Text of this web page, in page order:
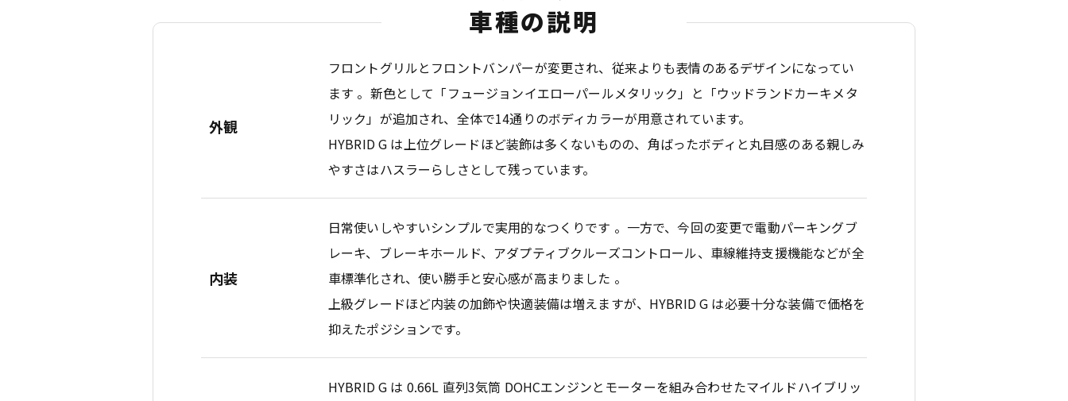
車種の説明
外観
フロントグリルとフロントバンパーが変更され、従来よりも表情のあるデザインになってい
ます 。新色として「フュージョンイエローパールメタリック」と「ウッドランドカーキメタ
リック」が追加され、全体で14通りのボディカラーが用意されています。
HYBRID G は上位グレードほど装飾は多くないものの、角ばったボディと丸目感のある親しみ
やすさはハスラーらしさとして残っています。
内装
日常使いしやすいシンプルで実用的なつくりです 。一方で、今回の変更で電動パーキングブ
レーキ、ブレーキホールド、アダプティブクルーズコントロール、車線維持支援機能などが全
車標準化され、使い勝手と安心感が高まりました 。
上級グレードほど内装の加飾や快適装備は増えますが、HYBRID G は必要十分な装備で価格を
抑えたポジションです。
HYBRID G は 0.66L 直列3気筒 DOHCエンジンとモーターを組み合わせたマイルドハイブリッ